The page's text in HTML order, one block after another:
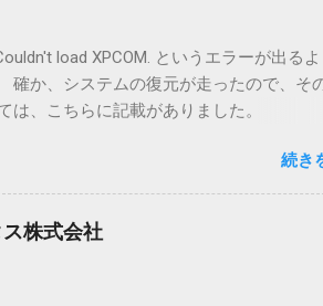
load XPCOM. というエラーが出る
確か、システムの復元が走ったので、そ
、こちらに記載がありました。
is a cross-platform component object
COM, and is required for file and memory
and so on. XPCOMは、クロスプラット
に似ています。このファイルはメモ
続き
株式会社